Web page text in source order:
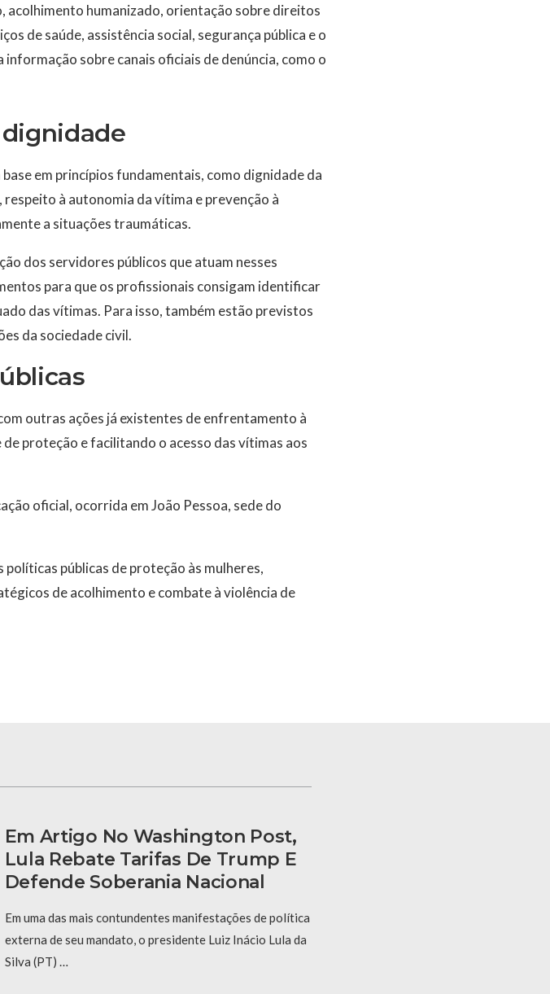
acolhimento humanizado, orientação sobre direitos
de saúde, assistência social, segurança pública e o
sobre canais oficiais de denúncia, como o
em princípios fundamentais, como dignidade da
à autonomia da vítima e prevenção à
a situações traumáticas.
dos servidores públicos que atuam nesses
para que os profissionais consigam identificar
das vítimas. Para isso, também estão previstos
da sociedade civil.
outras ações já existentes de enfrentamento à
proteção e facilitando o acesso das vítimas aos
oficial, ocorrida em João Pessoa, sede do
políticas públicas de proteção às mulheres,
de acolhimento e combate à violência de
Em Artigo No Washington Post,
Lula Rebate Tarifas De Trump E
Defende Soberania Nacional
Em uma das mais contundentes manifestações de política
externa de seu mandato, o presidente Luiz Inácio Lula da
Silva (PT) …